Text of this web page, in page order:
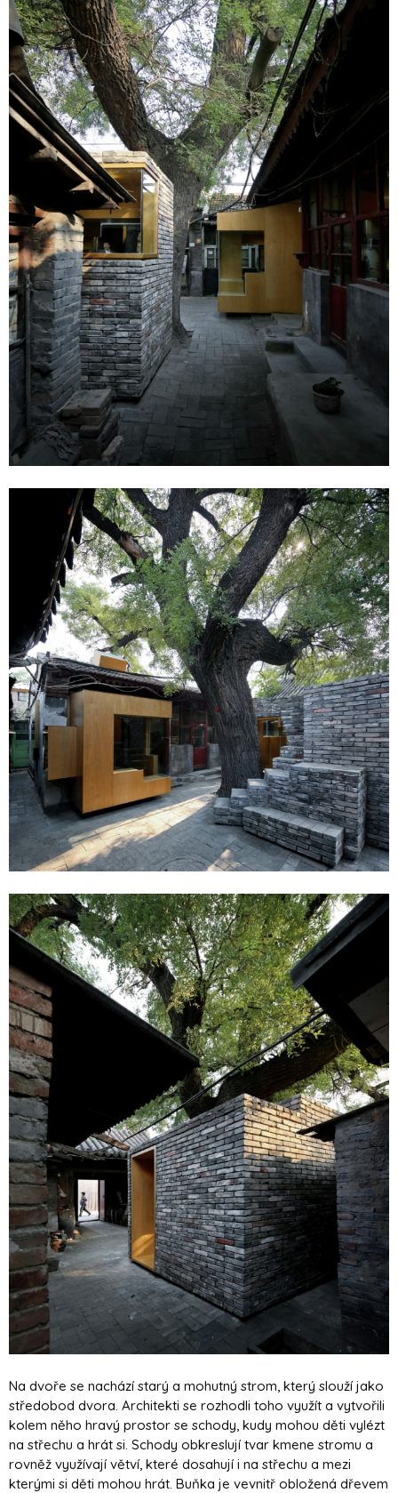
Na dvoře se nachází starý a mohutný strom, který slouží jako
středobod dvora. Architekti se rozhodli toho využít a vytvořili
kolem něho hravý prostor se schody, kudy mohou děti vylézt
na střechu a hrát si. Schody obkreslují tvar kmene stromu a
rovněž využívají větví, které dosahují i na střechu a mezi
kterými si děti mohou hrát. Buňka je vevnitř obložená dřevem